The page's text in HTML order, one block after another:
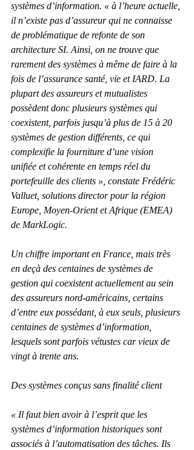
systèmes d’information. « à l’heure actuelle,
il n’existe pas d’assureur qui ne connaisse
de problématique de refonte de son
architecture SI. Ainsi, on ne trouve que
rarement des systèmes à même de faire à la
fois de l’assurance santé, vie et IARD. La
plupart des assureurs et mutualistes
possèdent donc plusieurs systèmes qui
coexistent, parfois jusqu’à plus de 15 à 20
systèmes de gestion différents, ce qui
complexifie la fourniture d’une vision
unifiée et cohérente en temps réel du
portefeuille des clients », constate Frédéric
Valluet, solutions director pour la région
Europe, Moyen-Orient et Afrique (EMEA)
de MarkLogic.
Un chiffre important en France, mais très
en deçà des centaines de systèmes de
gestion qui coexistent actuellement au sein
des assureurs nord-américains, certains
d’entre eux possédant, à eux seuls, plusieurs
centaines de systèmes d’information,
lesquels sont parfois vétustes car vieux de
vingt à trente ans.
Des systèmes conçus sans finalité client
« Il faut bien avoir à l’esprit que les
systèmes d’information historiques sont
associés à l’automatisation des tâches. Ils